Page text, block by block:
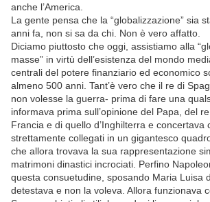
anche l’America.
La gente pensa che la “globalizzazione” sia
anni fa, non si sa da chi. Non è vero affatto.
Diciamo piuttosto che oggi, assistiamo alla
masse” in virtù dell’esistenza del mondo
centrali del potere finanziario ed economico
almeno 500 anni. Tant’è vero che il re di
non volesse la guerra- prima di fare una
informava prima sull’opinione del Papa, del
Francia e di quello d’Inghilterra e concertava
strettamente collegati in un gigantesco
che allora trovava la sua rappresentazione
matrimoni dinastici incrociati. Perfino
questa consuetudine, sposando Maria Luisa
detestava e non la voleva. Allora funzionava